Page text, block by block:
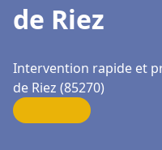
de Riez
Intervention rapide et
de Riez (85270)